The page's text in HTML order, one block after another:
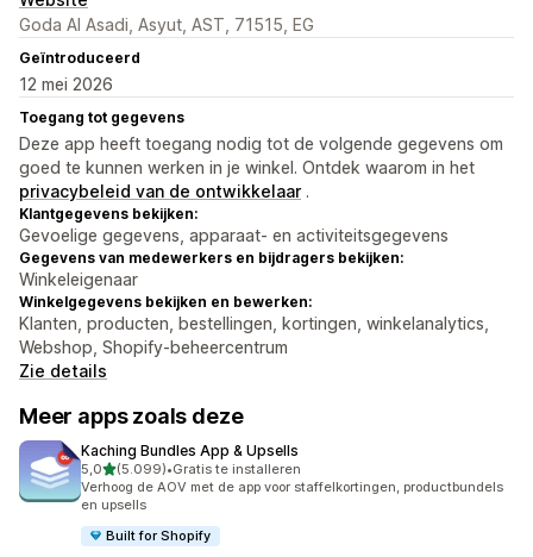
Goda Al Asadi, Asyut, AST, 71515, EG
Geïntroduceerd
12 mei 2026
Toegang tot gegevens
Deze app heeft toegang nodig tot de volgende gegevens om
goed te kunnen werken in je winkel. Ontdek waarom in het
privacybeleid van de ontwikkelaar .
Klantgegevens bekijken:
Gevoelige gegevens, apparaat- en activiteitsgegevens
Gegevens van medewerkers en bijdragers bekijken:
Winkeleigenaar
Winkelgegevens bekijken en bewerken:
Klanten, producten, bestellingen, kortingen, winkelanalytics,
Webshop, Shopify-beheercentrum
Zie details
Meer apps zoals deze
Kaching Bundles App & Upsells
5,0van 5 sterren
(5.099)
5099 recensies in totaal
•Gratis te installeren
Verhoog de AOV met de app voor staffelkortingen, productbundels
en upsells
Built for Shopify